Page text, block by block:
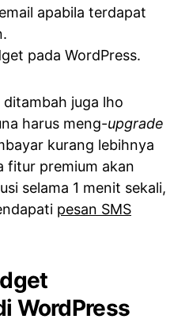
apabila terdapat
pada WordPress.
juga lho
harus meng-upgrade
kurang lebihnya
fitur premium akan
selama 1 menit sekali,
pesan SMS
WordPress